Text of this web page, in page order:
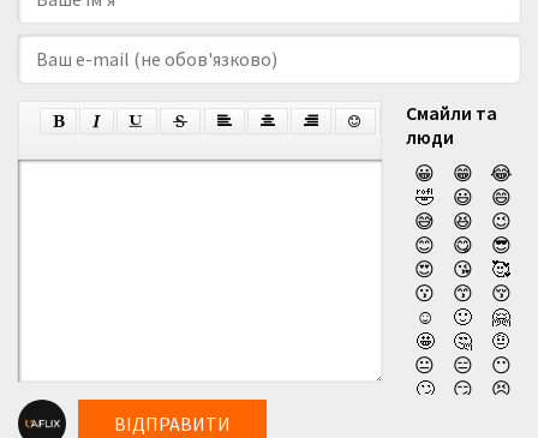
Смайли та
люди
😀
😁
😂
🤣
😃
😄
😅
😆
😉
😊
😋
😎
😍
😘
🥰
😗
😙
😚
☺️
🙂
🤗
🤩
🤔
🤨
😐
😑
😶
🙄
😏
😣
ВІДПРАВИТИ